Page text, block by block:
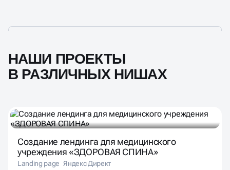
НАШИ ПРОЕКТЫ
В РАЗЛИЧНЫХ НИШАХ
Создание лендинга для медицинского
учреждения «ЗДОРОВАЯ СПИНА»
Landing page Яндекс Директ